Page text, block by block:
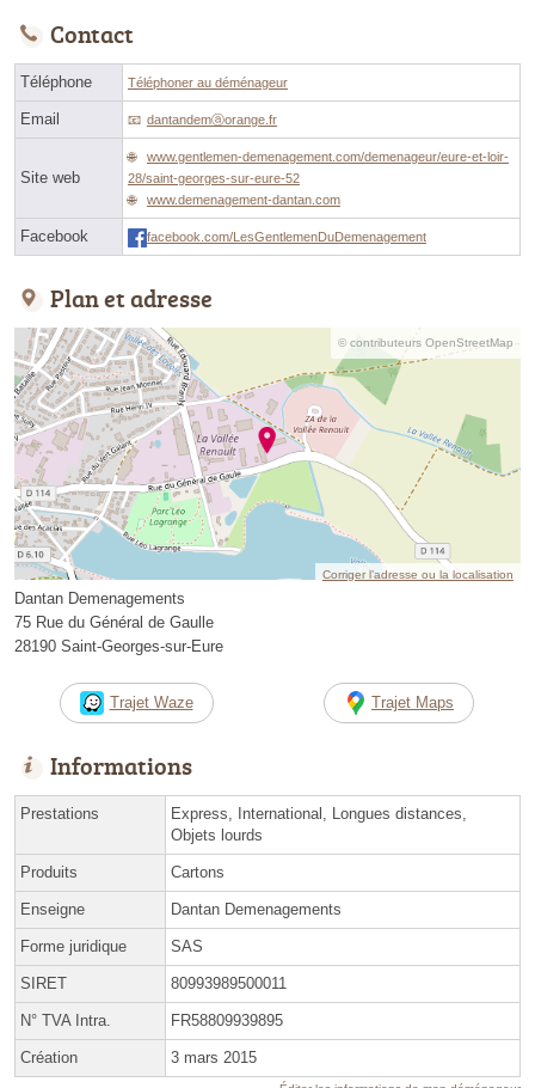
Contact
Téléphone Téléphoner au déménageur
Email dantandemⓐorange.fr
Site web
www.gentlemen-demenagement.com/demenageur/eure-et-loir-
28/saint-georges-sur-eure-52
www.demenagement-dantan.com
Facebook facebook.com/LesGentlemenDuDemenagement
Plan et adresse
© contributeurs OpenStreetMap
Corriger l’adresse ou la localisation
Dantan Demenagements
75 Rue du Général de Gaulle
28190 Saint-Georges-sur-Eure
Trajet Waze Trajet Maps
Informations
Prestations
Express, International, Longues distances,
Objets lourds
Produits Cartons
Enseigne Dantan Demenagements
Forme juridique SAS
SIRET 80993989500011
N° TVA Intra. FR58809939895
Création 3 mars 2015